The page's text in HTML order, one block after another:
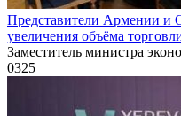
Представители Армении и
увеличения объёма
Заместитель министра
0325